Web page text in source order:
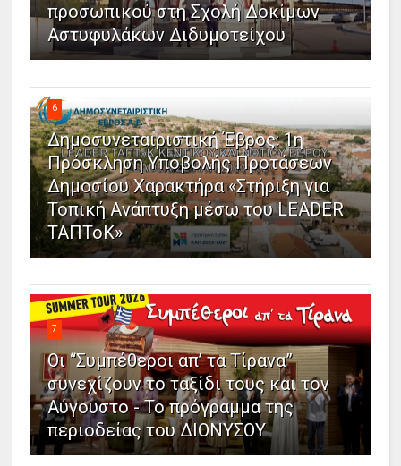
προσωπικού στη Σχολή Δοκίμων
Αστυφυλάκων Διδυμοτείχου
6
Δημοσυνεταιριστική Έβρος: 1η
Πρόσκληση Υποβολής Προτάσεων
Δημοσίου Χαρακτήρα «Στήριξη για
Τοπική Ανάπτυξη μέσω του LEADER
ΤΑΠΤοΚ»
7
Οι “Συμπέθεροι απ’ τα Τίρανα”
συνεχίζουν το ταξίδι τους και τον
Αύγουστο - Το πρόγραμμα της
περιοδείας του ΔΙΟΝΥΣΟΥ